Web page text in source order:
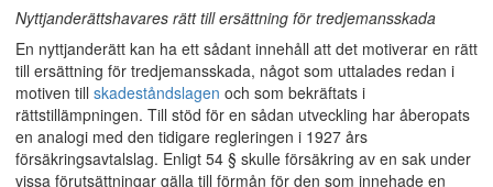
Nyttjanderättshavares rätt till ersättning för tredjemansskada
En nyttjanderätt kan ha ett sådant innehåll att det motiverar en rätt
till ersättning för tredjemansskada, något som uttalades redan i
motiven till skadeståndslagen och som bekräftats i
rättstillämpningen. Till stöd för en sådan utveckling har åberopats
en analogi med den tidigare regleringen i 1927 års
försäkringsavtalslag. Enligt 54 § skulle försäkring av en sak under
vissa förutsättningar gälla till förmån för den som innehade en